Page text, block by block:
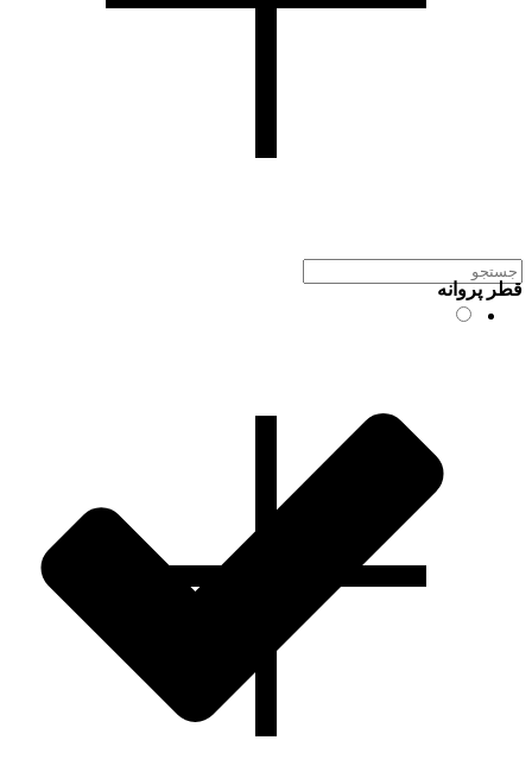
قطر پروانه